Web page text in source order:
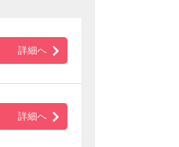
詳細へ
詳細へ